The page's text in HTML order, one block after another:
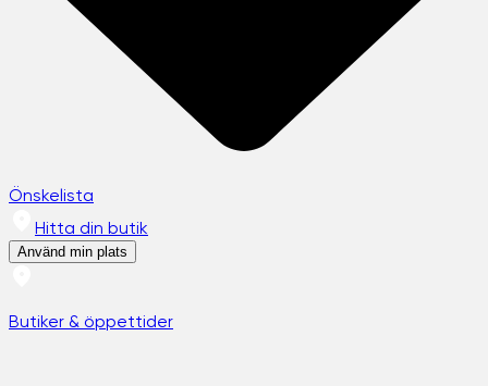
Önskelista
Hitta din butik
Använd min plats
Butiker & öppettider